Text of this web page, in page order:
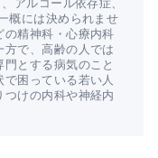
アルコール依存症、
概には決められませ
の精神科・心療内科
で、高齢の人では
とする病気のこと
困っている若い人
けの内科や神経内